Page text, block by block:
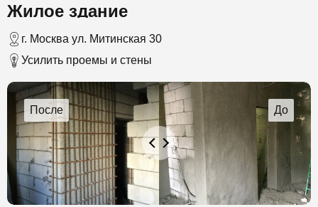
помощью которого происходит выбрызгивание смеси.
был создан слой бетона в 30 см.
Жилое здание
г. Москва ул. Митинская 30
Усилить проемы и стены